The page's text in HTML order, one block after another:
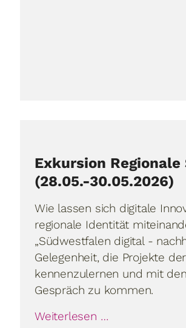
Exkursion
(28.05.-30.05.2026)
Wie lassen sich digitale
regionale Identität
„Südwestfalen digital -
Gelegenheit, die Projekte
kennenzulernen und mit
Gespräch zu kommen.
Weiterlesen …